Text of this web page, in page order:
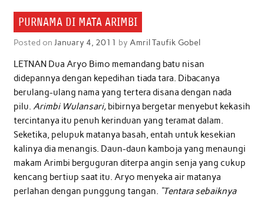
PURNAMA DI MATA ARIMBI
Posted on January 4, 2011 by Amril Taufik Gobel
LETNAN Dua Aryo Bimo memandang batu nisan
didepannya dengan kepedihan tiada tara. Dibacanya
berulang-ulang nama yang tertera disana dengan nada
pilu. Arimbi Wulansari,bibirnya bergetar menyebut kekasih
tercintanya itu penuh kerinduan yang teramat dalam.
Seketika, pelupuk matanya basah, entah untuk kesekian
kalinya dia menangis. Daun-daun kamboja yang menaungi
makam Arimbi berguguran diterpa angin senja yang cukup
kencang bertiup saat itu. Aryo menyeka air matanya
perlahan dengan punggung tangan. “Tentara sebaiknya